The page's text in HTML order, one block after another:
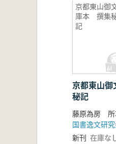
京都東山御
庫本 撰集
記
京都東山
秘記
藤原為房 所
国書逸文研
新刊 在庫な